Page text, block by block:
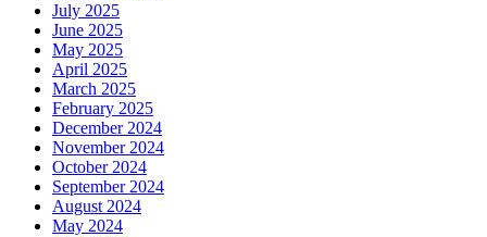
July 2025
June 2025
May 2025
April 2025
March 2025
February 2025
December 2024
November 2024
October 2024
September 2024
August 2024
May 2024